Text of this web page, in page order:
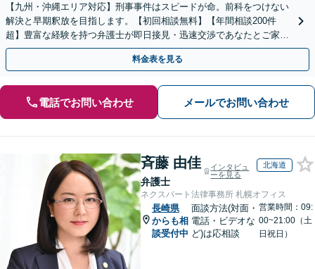
【九州・沖縄エリア対応】刑事事件はスピードが命。前科をつけない
解決と早期釈放を目指します。【初回相談無料】【年間相談200件
超】豊富な経験を持つ弁護士が即日接見・迅速交渉であなたとご家族
を守ります。今すぐご相談ください【英語対応可能】
料金表を見る
電話でお問い合わせ メールでお問い合わせ
斉藤 由佳
弁護士
インタビュ
ーを見る
北海道
ネクスパート法律事務所 札幌オフィス
長崎県
からも相
談受付中
面談方法(対面・
電話・ビデオな
ど)は応相談
営業時間：09:
00~21:00（土
日祝日）